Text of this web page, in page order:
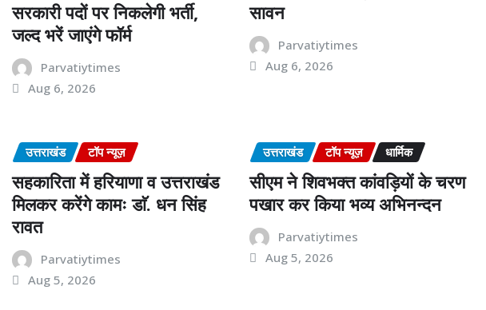
सरकारी पदों पर निकलेगी भर्ती,
जल्द भरें जाएंगे फॉर्म
Parvatiytimes
Aug 6, 2026
सावन
Parvatiytimes
Aug 6, 2026
उत्तराखंड टॉप न्यूज़
सहकारिता में हरियाणा व उत्तराखंड
मिलकर करेंगे कामः डाॅ. धन सिंह
रावत
Parvatiytimes
Aug 5, 2026
उत्तराखंड टॉप न्यूज़ धार्मिक
सीएम ने शिवभक्त कांवड़ियों के चरण
पखार कर किया भव्य अभिनन्दन
Parvatiytimes
Aug 5, 2026